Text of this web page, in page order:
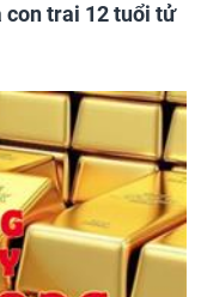
con trai 12 tuổi tử